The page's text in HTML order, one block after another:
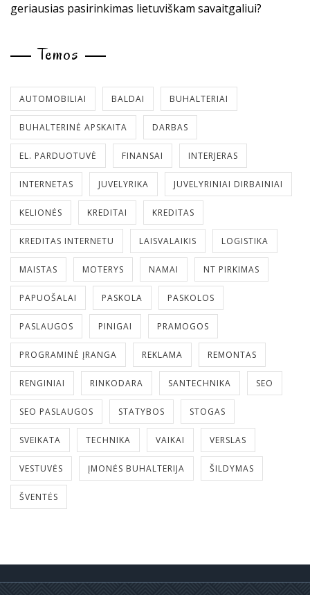
geriausias pasirinkimas lietuviškam savaitgaliui?
Temos
AUTOMOBILIAI BALDAI BUHALTERIAI
BUHALTERINĖ APSKAITA DARBAS
EL. PARDUOTUVĖ FINANSAI INTERJERAS
INTERNETAS JUVELYRIKA JUVELYRINIAI DIRBAINIAI
KELIONĖS KREDITAI KREDITAS
KREDITAS INTERNETU LAISVALAIKIS LOGISTIKA
MAISTAS MOTERYS NAMAI NT PIRKIMAS
PAPUOŠALAI PASKOLA PASKOLOS
PASLAUGOS PINIGAI PRAMOGOS
PROGRAMINĖ ĮRANGA REKLAMA REMONTAS
RENGINIAI RINKODARA SANTECHNIKA SEO
SEO PASLAUGOS STATYBOS STOGAS
SVEIKATA TECHNIKA VAIKAI VERSLAS
VESTUVĖS ĮMONĖS BUHALTERIJA ŠILDYMAS
ŠVENTĖS